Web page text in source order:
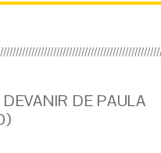
DE PAULA